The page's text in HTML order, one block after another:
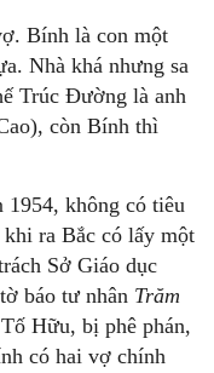
Bính là con một
Nhà khá nhưng sa
Trúc Đường là anh
còn Bính thì
không có tiêu
ra Bắc có lấy một
Sở Giáo dục
báo tư nhân Trăm
Hữu, bị phê phán,
có hai vợ chính